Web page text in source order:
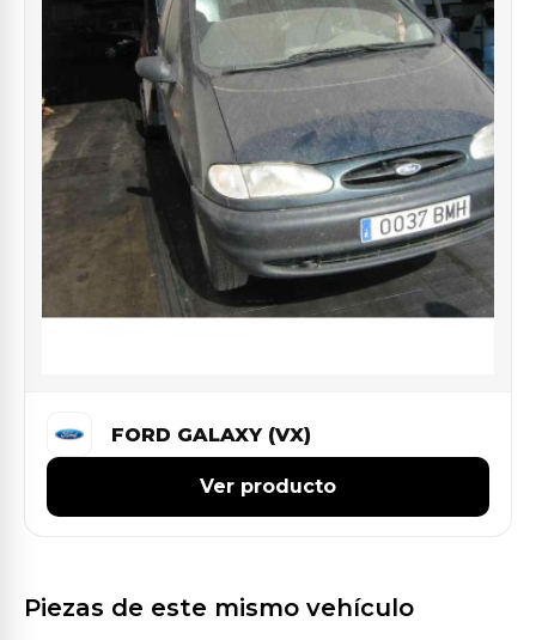
FORD GALAXY (VX)
Ver producto
Piezas de este mismo vehículo